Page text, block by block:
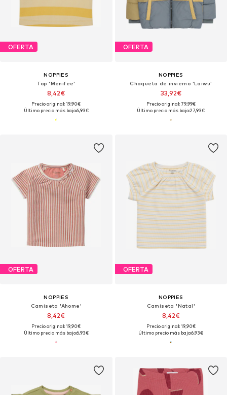
OFERTA
NOPPIES
Top 'Menifee'
8,42€
Precio original: 19,90€
Último precio más bajo:6,93€
OFERTA
NOPPIES
Chaqueta de invierno 'Laiwu'
33,92€
Precio original: 79,99€
Último precio más bajo:27,93€
OFERTA
NOPPIES
Camiseta 'Ahome'
8,42€
Precio original: 19,90€
Último precio más bajo:6,93€
OFERTA
NOPPIES
Camiseta 'Natal'
8,42€
Precio original: 19,90€
Último precio más bajo:6,93€